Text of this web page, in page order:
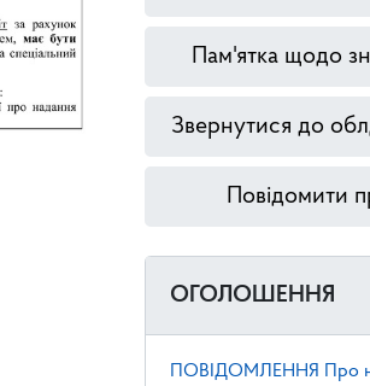
Пам'ятка щодо
Звернутися до
Повідомити
ОГОЛОШЕННЯ
ПОВІДОМЛЕННЯ Про